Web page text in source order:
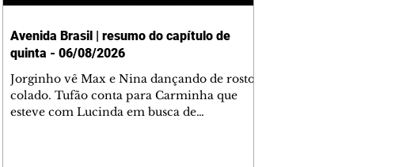
Avenida Brasil | resumo do capítulo de
quinta - 06/08/2026
Jorginho vê Max e Nina dançando de rosto
colado. Tufão conta para Carminha que
esteve com Lucinda em busca de